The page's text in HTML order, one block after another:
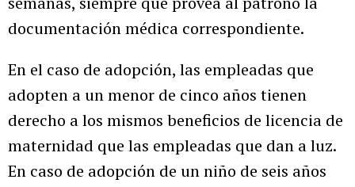
documentación médica correspondiente.
En el caso de adopción, las empleadas que
adopten a un menor de cinco años tienen
derecho a los mismos beneficios de licencia de
maternidad que las empleadas que dan a luz.
En caso de adopción de un niño de seis años